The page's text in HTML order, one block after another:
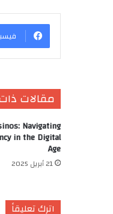
مقالات
Navigating
in the Digital
Age
21 أبريل 2025
اترك تعليقاً